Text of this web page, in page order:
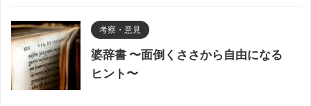
考察・意見
婆辞書 〜面倒くささから自由になる
ヒント〜